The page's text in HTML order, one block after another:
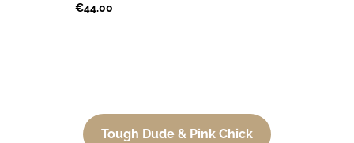
Tough Dude & Pink Chick
€44.00